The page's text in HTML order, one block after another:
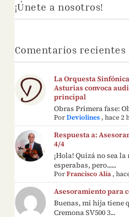
¡Únete a nosotros!
Comentarios recientes
La Orquesta
Asturias convoca
principal
Obras Primera fase:
PorDeviolines ,hace 2
Respuesta a:
4/4
¡Hola! Quizá no sea
esperabas, pero......
PorFrancisco Alía ,
Asesoramiento para
Buenas, mi hija tiene
Cremona SV500 3...